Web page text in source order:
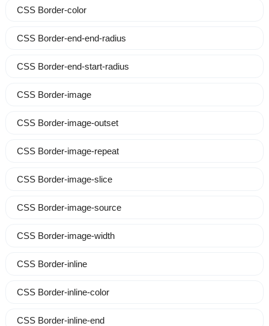
CSS Border-color
CSS Border-end-end-radius
CSS Border-end-start-radius
CSS Border-image
CSS Border-image-outset
CSS Border-image-repeat
CSS Border-image-slice
CSS Border-image-source
CSS Border-image-width
CSS Border-inline
CSS Border-inline-color
CSS Border-inline-end